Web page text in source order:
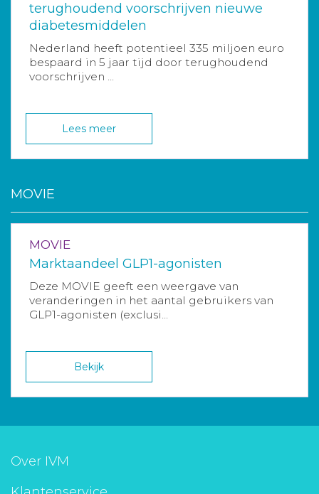
terughoudend voorschrijven nieuwe
diabetesmiddelen
Nederland heeft potentieel 335 miljoen euro
bespaard in 5 jaar tijd door terughoudend
voorschrijven ...
Lees meer
MOVIE
MOVIE
Marktaandeel GLP1-agonisten
Deze MOVIE geeft een weergave van
veranderingen in het aantal gebruikers van
GLP1-agonisten (exclusi...
Bekijk
Over IVM